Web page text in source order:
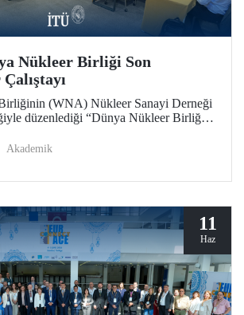
Nükleer Birliği Son
(WNA) Nükleer Sanayi Derneği
düzenlediği “Dünya Nükleer Birliği
Akademik
11
Haz